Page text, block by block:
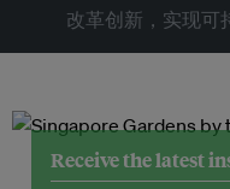
改革创新，实现可
Receive the latest